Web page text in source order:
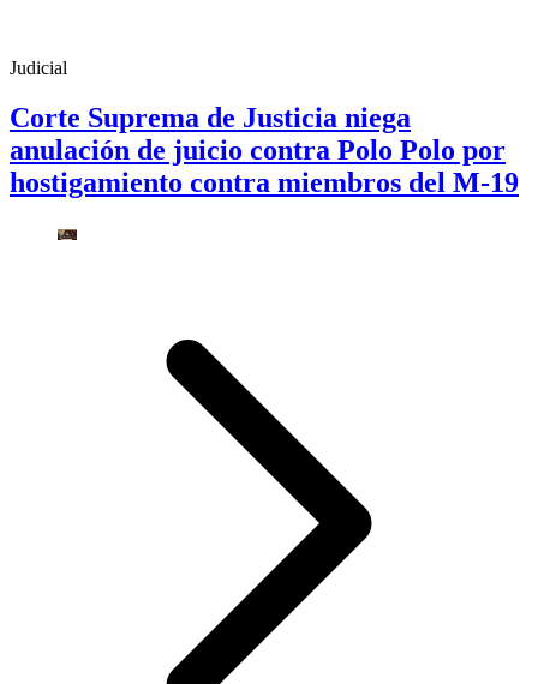
Judicial
Corte Suprema de Justicia niega
anulación de juicio contra Polo Polo por
hostigamiento contra miembros del M-19